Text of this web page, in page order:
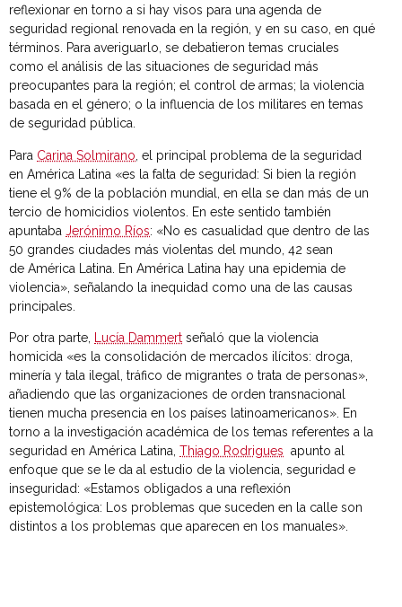
reflexionar en torno a si hay visos para una agenda de
seguridad regional renovada en la región, y en su caso, en qué
términos. Para averiguarlo, se debatieron temas cruciales
como el análisis de las situaciones de seguridad más
preocupantes para la región; el control de armas; la violencia
basada en el género; o la influencia de los militares en temas
de seguridad pública.
Para Carina Solmirano , e l principal problema de la seguridad
en América Latina «es la falta de seguridad: Si bien la región
tiene el 9% de la población mundial, en ella se dan más de un
tercio de homicidios violentos. En este sentido también
apuntaba Jerónimo Ríos: «No es casualidad que dentro de las
50 grandes ciudades más violentas del mundo, 42 sean
de América Latina . En América Latina hay una epidemia de
violencia», señalando la inequidad como una de las causas
principales.
Por otra parte, Lucía Dammert señaló que la violencia
homicida «es la consolidación de mercados ilícitos: droga,
minería y tala ilegal, tráfico de migrantes o trata de personas»,
añadiendo que las organizaciones de orden transnacional
tienen mucha presencia en los países latinoamericanos». En
torno a la investigación académica de los temas referentes a la
seguridad en América Latina, Thiago Rodrigues apunto al
enfoque que se le da al estudio de la violencia, seguridad e
inseguridad: «Estamos obligados a una reflexión
epistemológica: Los problemas que suceden en la calle son
distintos a los problemas que aparecen en los manuales».